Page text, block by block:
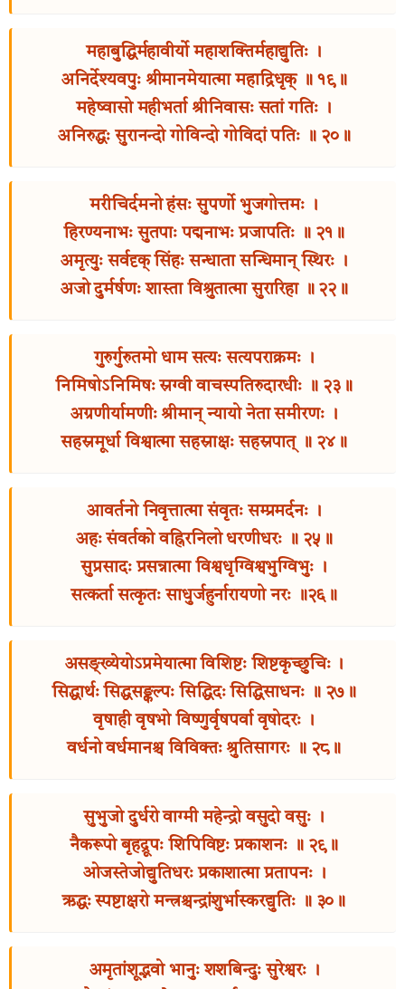
महाबुद्धिर्महावीर्यो महाशक्तिर्महाद्युतिः ।
अनिर्देश्यवपुः श्रीमानमेयात्मा महाद्रिधृक् ॥ १९॥
महेष्वासो महीभर्ता श्रीनिवासः सतां गतिः ।
अनिरुद्धः सुरानन्दो गोविन्दो गोविदां पतिः ॥ २०॥
मरीचिर्दमनो हंसः सुपर्णो भुजगोत्तमः ।
हिरण्यनाभः सुतपाः पद्मनाभः प्रजापतिः ॥ २१॥
अमृत्युः सर्वदृक् सिंहः सन्धाता सन्धिमान् स्थिरः ।
अजो दुर्मर्षणः शास्ता विश्रुतात्मा सुरारिहा ॥ २२॥
गुरुर्गुरुतमो धाम सत्यः सत्यपराक्रमः ।
निमिषोऽनिमिषः स्रग्वी वाचस्पतिरुदारधीः ॥ २३॥
अग्रणीर्यामणीः श्रीमान् न्यायो नेता समीरणः ।
सहस्रमूर्धा विश्वात्मा सहस्राक्षः सहस्रपात् ॥ २४॥
आवर्तनो निवृत्तात्मा संवृतः सम्प्रमर्दनः ।
अहः संवर्तको वह्निरनिलो धरणीधरः ॥ २५॥
सुप्रसादः प्रसन्नात्मा विश्वधृग्विश्वभुग्विभुः ।
सत्कर्ता सत्कृतः साधुर्जहुर्नारायणो नरः ॥२६॥
असङ्ख्येयोऽप्रमेयात्मा विशिष्टः शिष्टकृच्छुचिः ।
सिद्धार्थः सिद्धसङ्कल्पः सिद्धिदः सिद्धिसाधनः ॥ २७॥
वृषाही वृषभो विष्णुर्वृषपर्वा वृषोदरः ।
वर्धनो वर्धमानश्च विविक्तः श्रुतिसागरः ॥ २८॥
सुभुजो दुर्धरो वाग्मी महेन्द्रो वसुदो वसुः ।
नैकरूपो बृहद्रूपः शिपिविष्टः प्रकाशनः ॥ २९॥
ओजस्तेजोद्युतिधरः प्रकाशात्मा प्रतापनः ।
ऋद्धः स्पष्टाक्षरो मन्त्रश्चन्द्रांशुर्भास्करद्युतिः ॥ ३०॥
अमृतांशूद्भवो भानुः शशबिन्दुः सुरेश्वरः ।